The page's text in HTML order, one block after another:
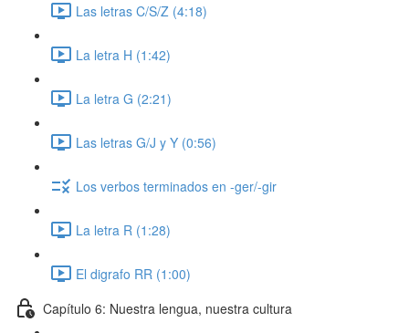
Las letras C/S/Z (4:18)
La letra H (1:42)
La letra G (2:21)
Las letras G/J y Y (0:56)
Los verbos terminados en -ger/-gir
La letra R (1:28)
El digrafo RR (1:00)
Capítulo 6: Nuestra lengua, nuestra cultura